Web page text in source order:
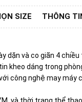
SIZE THÔNG
dặn và co giãn 4
kheo dáng trong
công nghệ may
và thời trang thể thao.